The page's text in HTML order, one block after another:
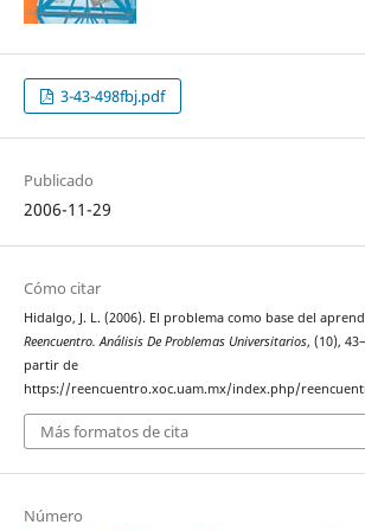
3-43-498fbj.pdf
Publicado
2006-11-29
Cómo citar
Hidalgo, J. L. (2006). El problema como base del
Reencuentro. Análisis De Problemas Universitarios, (10),
partir de
https://reencuentro.xoc.uam.mx/index.php/
Más formatos de cita
Número